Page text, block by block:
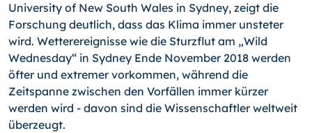
University of New South Wales in Sydney, zeigt die
Forschung deutlich, dass das Klima immer unsteter
wird. Wetterereignisse wie die Sturzflut am „Wild
Wednesday“ in Sydney Ende November 2018 werden
öfter und extremer vorkommen, während die
Zeitspanne zwischen den Vorfällen immer kürzer
werden wird - davon sind die Wissenschaftler weltweit
überzeugt.